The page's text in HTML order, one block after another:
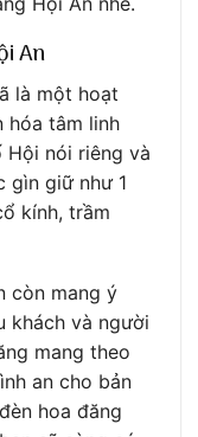
An
là một hoạt
hóa tâm linh
nói riêng và
gìn giữ như 1
kính, trầm
còn mang ý
khách và người
mang theo
an cho bản
hoa đăng